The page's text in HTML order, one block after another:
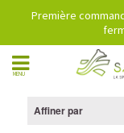
Première
MENU
Affiner par